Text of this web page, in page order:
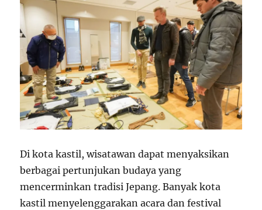
Di kota kastil, wisatawan dapat menyaksikan
berbagai pertunjukan budaya yang
mencerminkan tradisi Jepang. Banyak kota
kastil menyelenggarakan acara dan festival